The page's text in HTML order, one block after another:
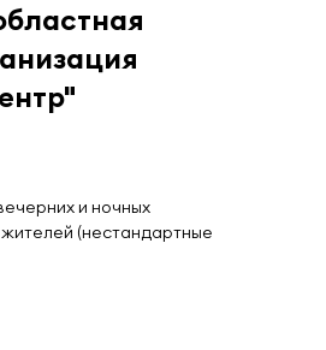
и ночных
жителей (нестандартные